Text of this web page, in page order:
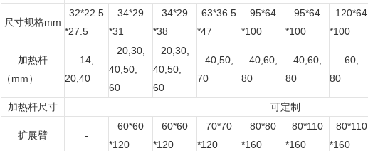
尺寸规格mm
32*22.5
*27.5
34*29
*31
34*29
*38
63*36.5
*47
95*64
*100
95*64
*100
120*64
*100
加热杆
（mm）
14,
20,40
20,30,
40,50,
60
20,30,
40,50,
60
40,50,
70
40,60,
80
40,60,
80
60,
80
加热杆尺寸 可定制
扩展臂 -
60*60
*120
60*60
*120
70*70
*120
80*80
*160
80*110
*160
80*110
*160